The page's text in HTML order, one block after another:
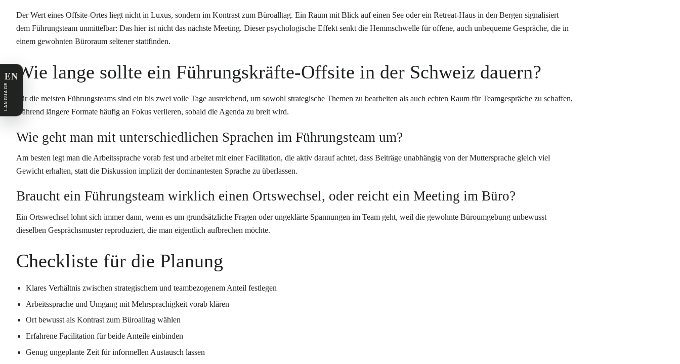
Der Wert eines Offsite-Ortes liegt nicht in Luxus, sondern im Kontrast zum Büroalltag. Ein Raum mit Blick auf einen See oder ein Retreat-Haus in den Bergen signalisiert
dem Führungsteam unmittelbar: Das hier ist nicht das nächste Meeting. Dieser psychologische Effekt senkt die Hemmschwelle für offene, auch unbequeme Gespräche, die in
einem gewohnten Büroraum seltener stattfinden.
Wie lange sollte ein Führungskräfte-Offsite in der Schweiz dauern?
Für die meisten Führungsteams sind ein bis zwei volle Tage ausreichend, um sowohl strategische Themen zu bearbeiten als auch echten Raum für Teamgespräche zu schaffen,
während längere Formate häufig an Fokus verlieren, sobald die Agenda zu breit wird.
Wie geht man mit unterschiedlichen Sprachen im Führungsteam um?
Am besten legt man die Arbeitssprache vorab fest und arbeitet mit einer Facilitation, die aktiv darauf achtet, dass Beiträge unabhängig von der Muttersprache gleich viel
Gewicht erhalten, statt die Diskussion implizit der dominantesten Sprache zu überlassen.
Braucht ein Führungsteam wirklich einen Ortswechsel, oder reicht ein Meeting im Büro?
Ein Ortswechsel lohnt sich immer dann, wenn es um grundsätzliche Fragen oder ungeklärte Spannungen im Team geht, weil die gewohnte Büroumgebung unbewusst
dieselben Gesprächsmuster reproduziert, die man eigentlich aufbrechen möchte.
Checkliste für die Planung
Klares Verhältnis zwischen strategischem und teambezogenem Anteil festlegen
Arbeitssprache und Umgang mit Mehrsprachigkeit vorab klären
Ort bewusst als Kontrast zum Büroalltag wählen
Erfahrene Facilitation für beide Anteile einbinden
Genug ungeplante Zeit für informellen Austausch lassen
EN
LANGUAGE